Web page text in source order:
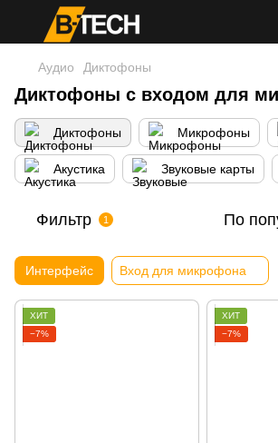
Аудио Диктофоны
Диктофоны с входом для
Диктофоны Микрофоны
Акустика Звуковые карты
Фильтр 1 По
Интерфейс Вход для микрофона
ХИТ
−7%
ХИТ
−7%